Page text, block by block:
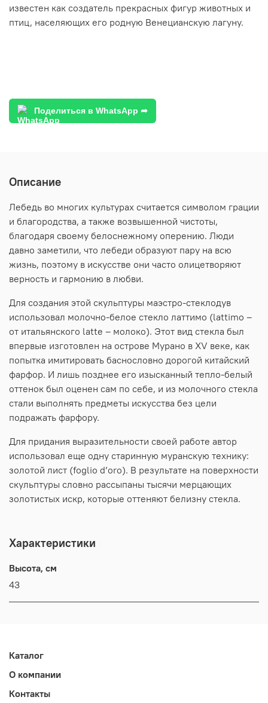
известен как создатель прекрасных фигур животных и
птиц, населяющих его родную Венецианскую лагуну.
Поделиться в WhatsApp ➦
Описание
Лебедь во многих культурах считается символом грации
и благородства, а также возвышенной чистоты,
благодаря своему белоснежному оперению. Люди
давно заметили, что лебеди образуют пару на всю
жизнь, поэтому в искусстве они часто олицетворяют
верность и гармонию в любви.
Для создания этой скульптуры маэстро-стеклодув
использовал молочно-белое стекло латтимо (lattimo –
от итальянского latte – молоко). Этот вид стекла был
впервые изготовлен на острове Мурано в XV веке, как
попытка имитировать баснословно дорогой китайский
фарфор. И лишь позднее его изысканный тепло-белый
оттенок был оценен сам по себе, и из молочного стекла
стали выполнять предметы искусства без цели
подражать фарфору.
Для придания выразительности своей работе автор
использовал еще одну старинную муранскую технику:
золотой лист (foglio d’oro). В результате на поверхности
скульптуры словно рассыпаны тысячи мерцающих
золотистых искр, которые оттеняют белизну стекла.
Характеристики
Высота, см
43
Каталог
О компании
Контакты